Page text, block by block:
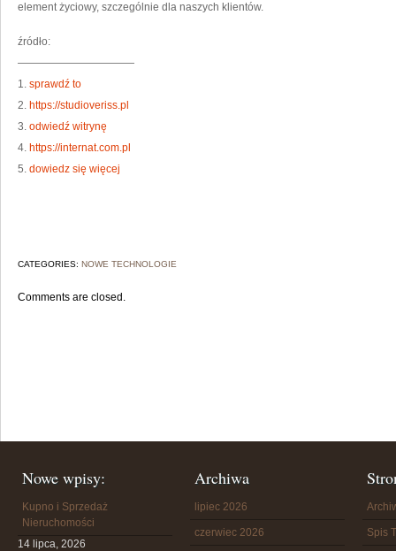
element życiowy, szczególnie dla naszych klientów.
źródło:
———————————
1. sprawdź to
2. https://studioveriss.pl
3. odwiedź witrynę
4. https://internat.com.pl
5. dowiedz się więcej
CATEGORIES: NOWE TECHNOLOGIE
Comments are closed.
Nowe wpisy:
Kupno i Sprzedaż
Nieruchomości
14 lipca, 2026
Archiwa
lipiec 2026
czerwiec 2026 Spis